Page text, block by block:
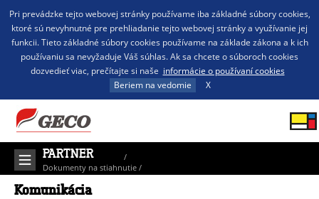
Pri prevádzke tejto webovej stránky používame iba základné súbory cookies,
ktoré sú nevyhnutné pre prehliadanie tejto webovej stránky a využívanie jej
funkcii. Tieto základné súbory cookies používame na základe zákona a k ich
používaniu sa nevyžaduje Váš súhlas. Ak sa chcete o súboroch cookies
dozvedieť viac, prečítajte si naše informácie o používaní cookies
Beriem na vedomie
X
PARTNER
/
Dokumenty na stiahnutie /
Komunikácia
Komunikácia